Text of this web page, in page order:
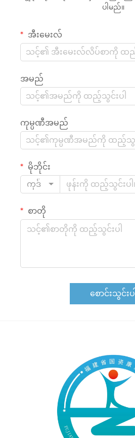
ပါမည်။
အီးမေးလ်
အမည်
ကုမ္ပဏီအမည်
မိုဘိုင်း
ကုဒ်
စာတို
စောင်းသွင်းပါ